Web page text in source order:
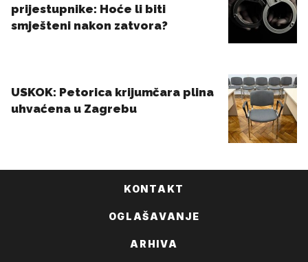
KONTAKT
OGLAŠAVANJE
ARHIVA